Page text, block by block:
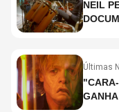
NEIL
Últimas